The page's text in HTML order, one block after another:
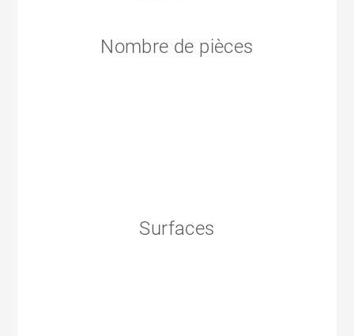
Nombre de pièces
Surfaces